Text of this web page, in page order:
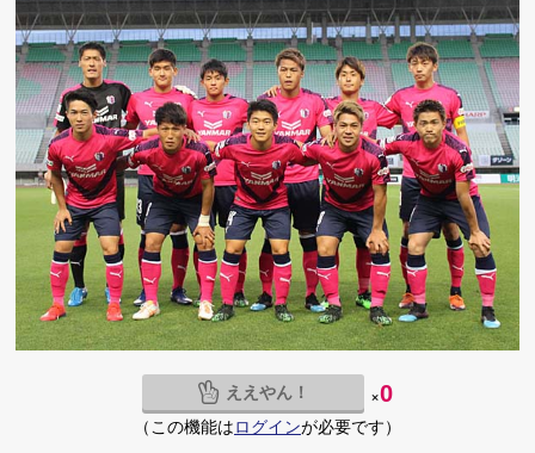
ええやん！ ×0
（この機能はログインが必要です）